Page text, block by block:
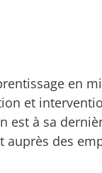
en
et
est à sa
des